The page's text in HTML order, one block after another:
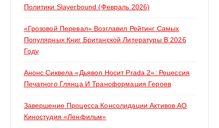
Политики Slayerbound (февраль 2026)
«Грозовой Перевал» Возглавил Рейтинг Самых
Популярных Книг Британской Литературы В 2026
Году
Анонс Сиквела «Дьявол Носит Prada 2»: Рецессия
Печатного Глянца И Трансформация Героев
Завершение Процесса Консолидации Активов АО
Киностудия «Ленфильм»